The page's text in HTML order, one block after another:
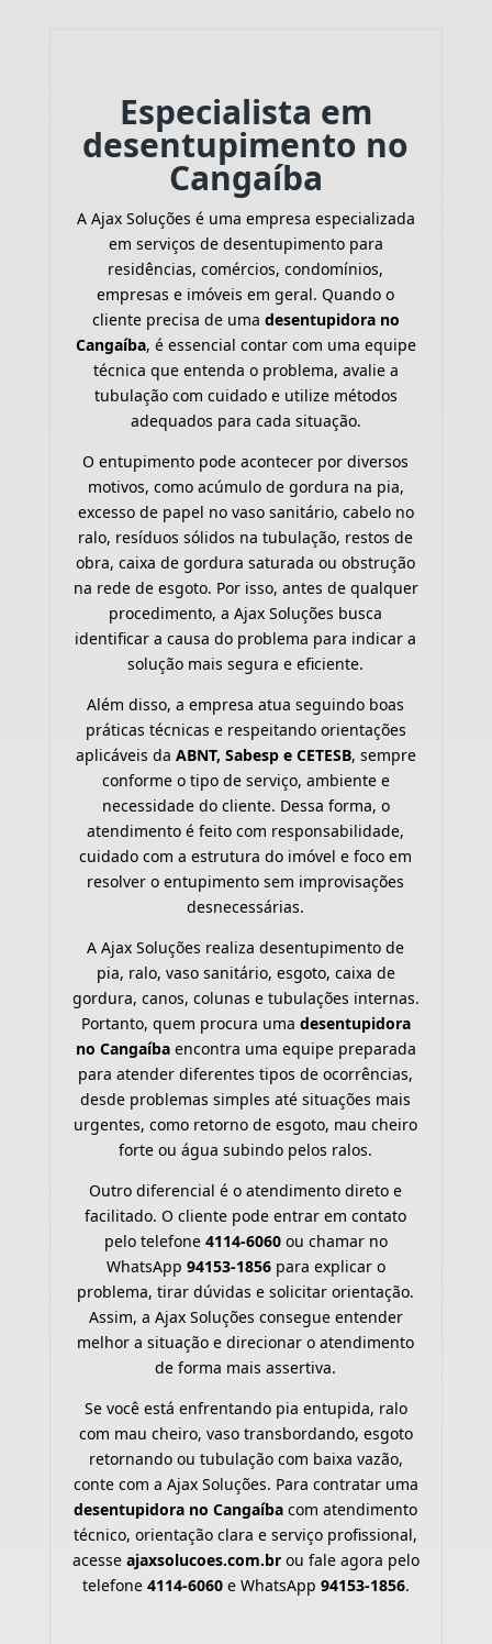
Especialista em
desentupimento no
Cangaíba
A Ajax Soluções é uma empresa especializada
em serviços de desentupimento para
residências, comércios, condomínios,
empresas e imóveis em geral. Quando o
cliente precisa de uma desentupidora no
Cangaíba, é essencial contar com uma equipe
técnica que entenda o problema, avalie a
tubulação com cuidado e utilize métodos
adequados para cada situação.
O entupimento pode acontecer por diversos
motivos, como acúmulo de gordura na pia,
excesso de papel no vaso sanitário, cabelo no
ralo, resíduos sólidos na tubulação, restos de
obra, caixa de gordura saturada ou obstrução
na rede de esgoto. Por isso, antes de qualquer
procedimento, a Ajax Soluções busca
identificar a causa do problema para indicar a
solução mais segura e eficiente.
Além disso, a empresa atua seguindo boas
práticas técnicas e respeitando orientações
aplicáveis da ABNT, Sabesp e CETESB, sempre
conforme o tipo de serviço, ambiente e
necessidade do cliente. Dessa forma, o
atendimento é feito com responsabilidade,
cuidado com a estrutura do imóvel e foco em
resolver o entupimento sem improvisações
desnecessárias.
A Ajax Soluções realiza desentupimento de
pia, ralo, vaso sanitário, esgoto, caixa de
gordura, canos, colunas e tubulações internas.
Portanto, quem procura uma desentupidora
no Cangaíbaencontra uma equipe preparada
para atender diferentes tipos de ocorrências,
desde problemas simples até situações mais
urgentes, como retorno de esgoto, mau cheiro
forte ou água subindo pelos ralos.
Outro diferencial é o atendimento direto e
facilitado. O cliente pode entrar em contato
pelo telefone 4114-6060ou chamar no
WhatsApp 94153-1856para explicar o
problema, tirar dúvidas e solicitar orientação.
Assim, a Ajax Soluções consegue entender
melhor a situação e direcionar o atendimento
de forma mais assertiva.
Se você está enfrentando pia entupida, ralo
com mau cheiro, vaso transbordando, esgoto
retornando ou tubulação com baixa vazão,
conte com a Ajax Soluções. Para contratar uma
desentupidora no Cangaíba com atendimento
técnico, orientação clara e serviço profissional,
acesse ajaxsolucoes.com.brou fale agora pelo
telefone 4114-6060e WhatsApp 94153-1856.